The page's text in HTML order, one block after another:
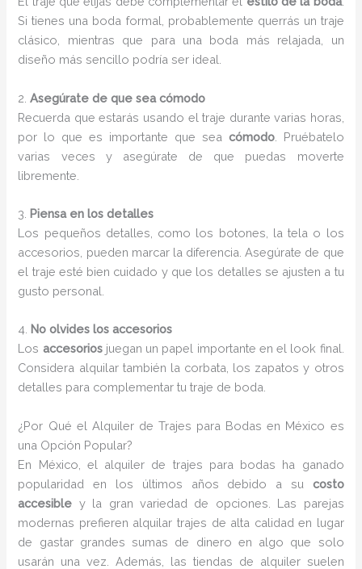
Si tienes una boda formal, probablemente querrás un traje
clásico, mientras que para una boda más relajada, un
diseño más sencillo podría ser ideal.
2.Asegúrate de que sea cómodo
Recuerda que estarás usando el traje durante varias horas,
por lo que es importante que sea cómodo. Pruébatelo
varias veces y asegúrate de que puedas moverte
libremente.
3. Piensa en los detalles
Los pequeños detalles, como los botones, la tela o los
accesorios, pueden marcar la diferencia. Asegúrate de que
el traje esté bien cuidado y que los detalles se ajusten a tu
gusto personal.
4. No olvides los accesorios
Los accesoriosjuegan un papel importante en el look final.
Considera alquilar también la corbata, los zapatos y otros
detalles para complementar tu traje de boda.
¿Por Qué el Alquiler de Trajes para Bodas en México es
una Opción Popular?
En México, el alquiler de trajes para bodas ha ganado
popularidad en los últimos años debido a su costo
accesible y la gran variedad de opciones. Las parejas
modernas prefieren alquilar trajes de alta calidad en lugar
de gastar grandes sumas de dinero en algo que solo
usarán una vez. Además, las tiendas de alquiler suelen